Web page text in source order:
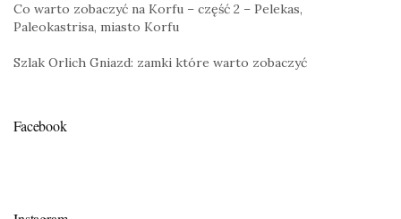
Co warto zobaczyć na Korfu – część 2 – Pelekas,
Paleokastrisa, miasto Korfu
Szlak Orlich Gniazd: zamki które warto zobaczyć
Facebook